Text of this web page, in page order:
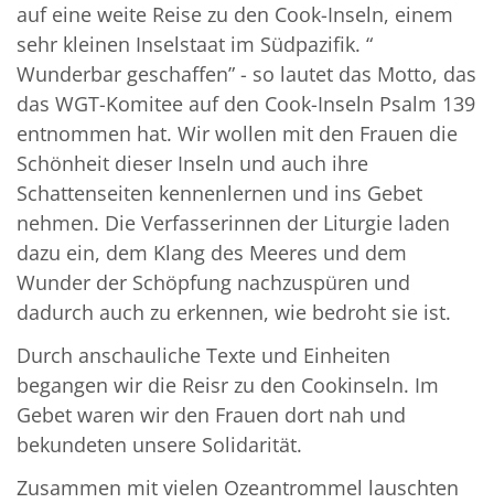
auf eine weite Reise zu den Cook-Inseln, einem
sehr kleinen Inselstaat im Südpazifik. “
Wunderbar geschaffen” - so lautet das Motto, das
das WGT-Komitee auf den Cook-Inseln Psalm 139
entnommen hat. Wir wollen mit den Frauen die
Schönheit dieser Inseln und auch ihre
Schattenseiten kennenlernen und ins Gebet
nehmen. Die Verfasserinnen der Liturgie laden
dazu ein, dem Klang des Meeres und dem
Wunder der Schöpfung nachzuspüren und
dadurch auch zu erkennen, wie bedroht sie ist.
Durch anschauliche Texte und Einheiten
begangen wir die Reisr zu den Cookinseln. Im
Gebet waren wir den Frauen dort nah und
bekundeten unsere Solidarität.
Zusammen mit vielen Ozeantrommel lauschten